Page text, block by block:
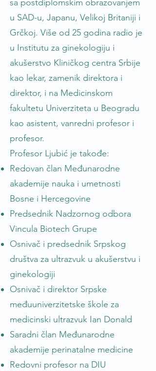
sa postdiplomskim obrazovanjem
u SAD-u, Japanu, Velikoj Britaniji i
Grčkoj. Više od 25 godina radio je
u Institutu za ginekologiju i
akušerstvo Kliničkog centra Srbije
kao lekar, zamenik direktora i
direktor, i na Medicinskom
fakultetu Univerziteta u Beogradu
kao asistent, vanredni profesor i
profesor.
Profesor Ljubić je takođe:
Redovan član Međunarodne
akademije nauka i umetnosti
Bosne i Hercegovine
Predsednik Nadzornog odbora
Vincula Biotech Grupe
Osnivač i predsednik Srpskog
društva za ultrazvuk u akušerstvu i
ginekologiji
Osnivač i direktor Srpske
međuuniverzitetske škole za
medicinski ultrazvuk Ian Donald
Saradni član Međunarodne
akademije perinatalne medicine
Redovni profesor na DIU